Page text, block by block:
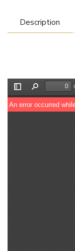
Description